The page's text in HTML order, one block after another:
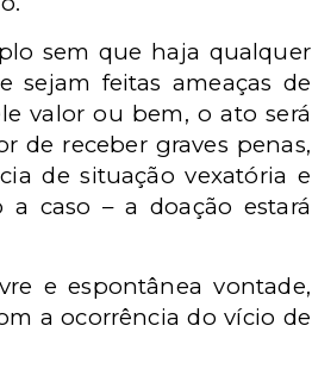
sem que haja qualquer
sejam feitas ameaças de
valor ou bem, o ato será
de receber graves penas,
de situação vexatória e
a caso – a doação estará
e espontânea vontade,
a ocorrência do vício de